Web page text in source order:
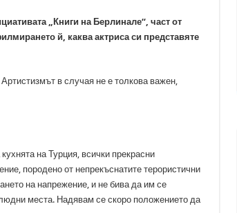
„Книги на Берлинале“, част от
й, каква актриса си представяте
в случая не е толкова важен,
на Турция, всички прекрасни
породено от непрекъснатите терористични
на напрежение, и не бива да им се
места. Надявам се скоро положението да